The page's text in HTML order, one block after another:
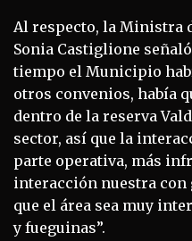
Al respecto, la Ministra
Sonia Castiglione
tiempo el Municipio
otros convenios, había
dentro de la reserva
sector, así que la
parte operativa, más
interacción nuestra con
que el área sea muy
y fueguinas”.